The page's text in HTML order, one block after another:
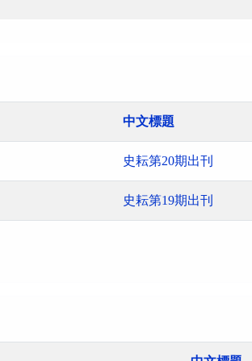
中文標題
史耘第20期出刊
史耘第19期出刊